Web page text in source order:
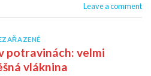
Leave a comment
potravinách: velmi
vláknina